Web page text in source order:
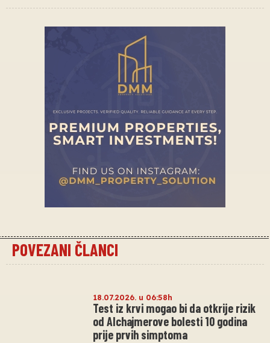
POVEZANI ČLANCI
18.07.2026. u 06:58h
Test iz krvi mogao bi da otkrije rizik
od Alchajmerove bolesti 10 godina
prije prvih simptoma